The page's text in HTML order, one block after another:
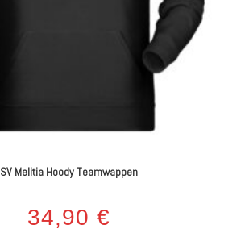
SV Melitia Hoody Teamwappen
34,90 €